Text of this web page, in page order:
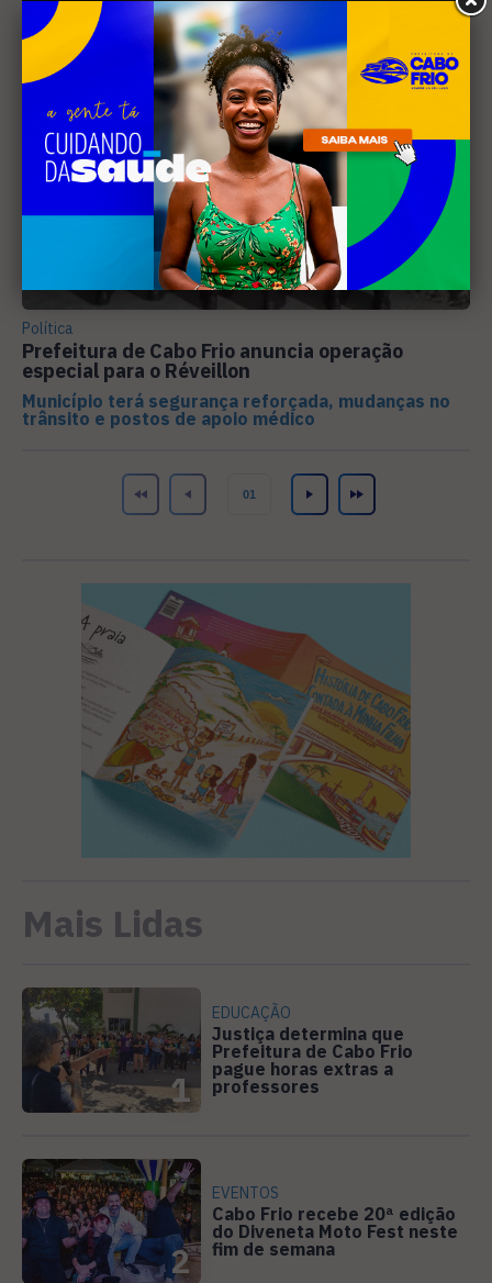
Política
Prefeitura de Cabo Frio anuncia operação
especial para o Réveillon
Município terá segurança reforçada, mudanças no
trânsito e postos de apoio médico
Mais Lidas
1
EDUCAÇÃO
Justiça determina que
Prefeitura de Cabo Frio
pague horas extras a
professores
2
EVENTOS
Cabo Frio recebe 20ª edição
do Diveneta Moto Fest neste
fim de semana